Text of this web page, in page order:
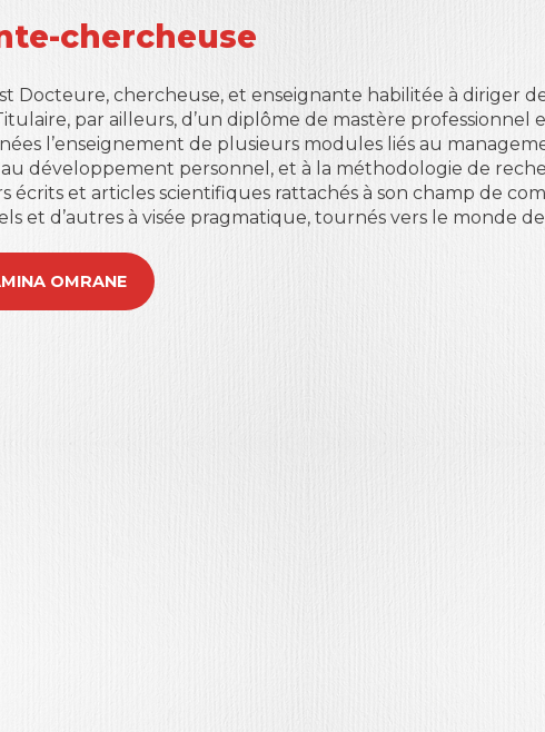
chercheuse
Docteure, chercheuse, et enseignante habilitée à diriger
par ailleurs, d’un diplôme de mastère professionnel
l’enseignement de plusieurs modules liés au
développement personnel, et à la méthodologie de
écrits et articles scientifiques rattachés à son champ de
et d’autres à visée pragmatique, tournés vers le monde
OMRANE